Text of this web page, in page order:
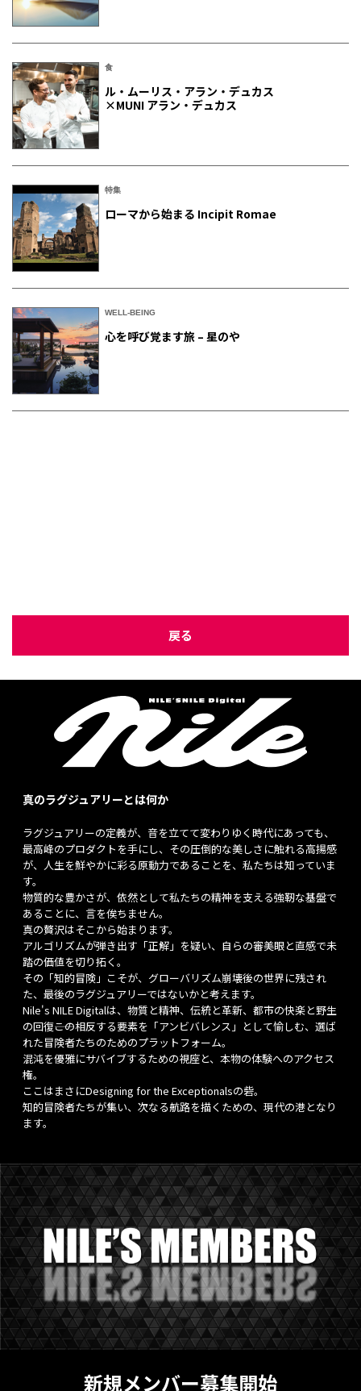
食
ル・ムーリス・アラン・デュカス
×MUNI アラン・デュカス
特集
ローマから始まる Incipit Romae
WELL-BEING
心を呼び覚ます旅 – 星のや
戻る
真のラグジュアリーとは何か
ラグジュアリーの定義が、音を立てて変わりゆく時代にあっても、
最高峰のプロダクトを手にし、その圧倒的な美しさに触れる高揚感
が、人生を鮮やかに彩る原動力であることを、私たちは知っていま
す。
物質的な豊かさが、依然として私たちの精神を支える強靭な基盤で
あることに、言を俟ちません。
真の贅沢はそこから始まります。
アルゴリズムが弾き出す「正解」を疑い、自らの審美眼と直感で未
踏の価値を切り拓く。
その「知的冒険」こそが、グローバリズム崩壊後の世界に残され
た、最後のラグジュアリーではないかと考えます。
Nile's NILE Digitalは、物質と精神、伝統と革新、都市の快楽と野生
の回復――この相反する要素を「アンビバレンス」として愉しむ、選ば
れた冒険者たちのためのプラットフォーム。
混沌を優雅にサバイブするための視座と、本物の体験へのアクセス
権。
ここはまさにDesigning for the Exceptionalsの砦。
知的冒険者たちが集い、次なる航路を描くための、現代の港となり
ます。
新規メンバー募集開始